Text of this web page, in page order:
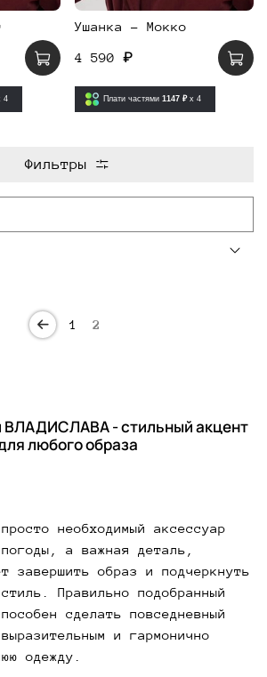
4
Ушанка - Мокко
4 590 ₽
Плати частями 1147 ₽ x 4
Фильтры
1 2
ВЛАДИСЛАВА - стильный акцент
любого образа
необходимый аксессуар
а важная деталь,
завершить образ и подчеркнуть
Правильно подобранный
сделать повседневный
и гармонично
одежду.